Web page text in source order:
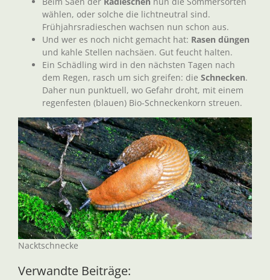
wählen, oder solche die lichtneutral sind.
Frühjahrsradieschen wachsen nun schon aus.
Und wer es noch nicht gemacht hat: Rasen düngen
und kahle Stellen nachsäen. Gut feucht halten.
Ein Schädling wird in den nächsten Tagen nach
dem Regen, rasch um sich greifen: die Schnecken.
Daher nun punktuell, wo Gefahr droht, mit einem
regenfesten (blauen) Bio-Schneckenkorn streuen.
Nacktschnecke
Verwandte Beiträge: